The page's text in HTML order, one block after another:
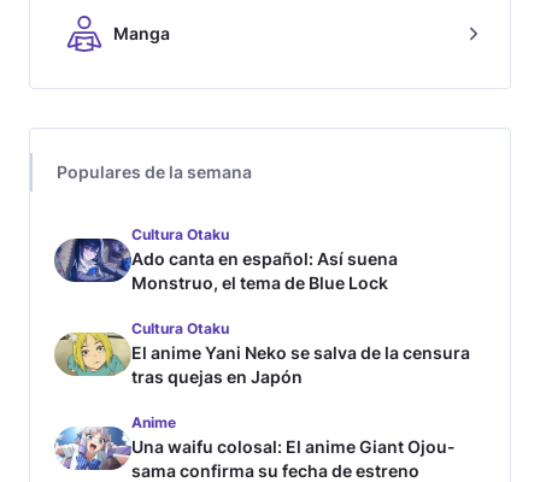
Manga
Populares de la semana
Cultura Otaku
Ado canta en español: Así suena
Monstruo, el tema de Blue Lock
Cultura Otaku
El anime Yani Neko se salva de la censura
tras quejas en Japón
Anime
Una waifu colosal: El anime Giant Ojou-
sama confirma su fecha de estreno